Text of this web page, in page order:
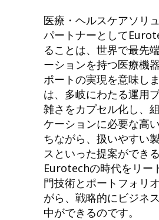
医療・ヘルスケアソリ
パートナーとして
ることは、世界で最先
ーションを持つ医療機
ポートの実現を意味し
は、多岐にわたる運用
雑さをカプセル化し、
ケーションに必要な高
ちながら、扱いやすい
スといった提案ができる
Eurotechの時代をリー
門技術とポートフォリ
がら、戦略的にビジネ
中ができるのです。